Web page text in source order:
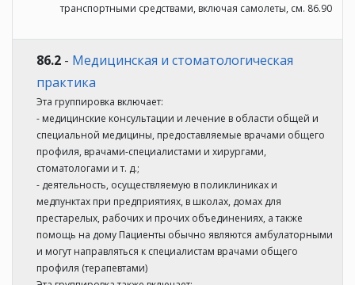
транспортными средствами, включая самолеты, см. 86.90
86.2 - Медицинская и стоматологическая
практика
Эта группировка включает:
- медицинские консультации и лечение в области общей и
специальной медицины, предоставляемые врачами общего
профиля, врачами-специалистами и хирургами,
стоматологами и т. д.;
- деятельность, осуществляемую в поликлиниках и
медпунктах при предприятиях, в школах, домах для
престарелых, рабочих и прочих объединениях, а также
помощь на дому Пациенты обычно являются амбулаторными
и могут направляться к специалистам врачами общего
профиля (терапевтами)